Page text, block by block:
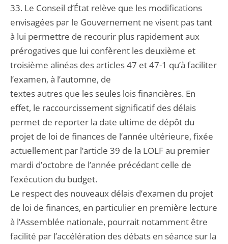
33. Le Conseil d’État relève que les modifications
envisagées par le Gouvernement ne visent pas tant
à lui permettre de recourir plus rapidement aux
prérogatives que lui confèrent les deuxième et
troisième alinéas des articles 47 et 47-1 qu’à faciliter
l’examen, à l’automne, de
textes autres que les seules lois financières. En
effet, le raccourcissement significatif des délais
permet de reporter la date ultime de dépôt du
projet de loi de finances de l’année ultérieure, fixée
actuellement par l’article 39 de la LOLF au premier
mardi d’octobre de l’année précédant celle de
l’exécution du budget.
Le respect des nouveaux délais d’examen du projet
de loi de finances, en particulier en première lecture
à l’Assemblée nationale, pourrait notamment être
facilité par l’accélération des débats en séance sur la